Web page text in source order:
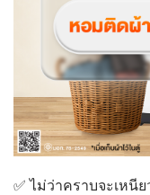
✅ ไม่ว่าคราบจะเหนี